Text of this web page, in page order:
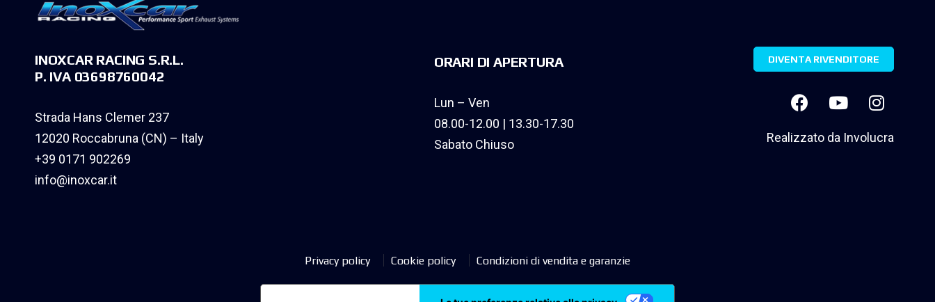
INOXCAR RACING S.R.L.
P. IVA 03698760042
Strada Hans Clemer 237
12020 Roccabruna (CN) – Italy
+39 0171 902269
info@inoxcar.it
ORARI DI APERTURA
Lun – Ven
08.00-12.00 | 13.30-17.30
Sabato Chiuso
DIVENTA RIVENDITORE
Realizzato da Involucra
Privacy policy Cookie policy Condizioni di vendita e garanzie